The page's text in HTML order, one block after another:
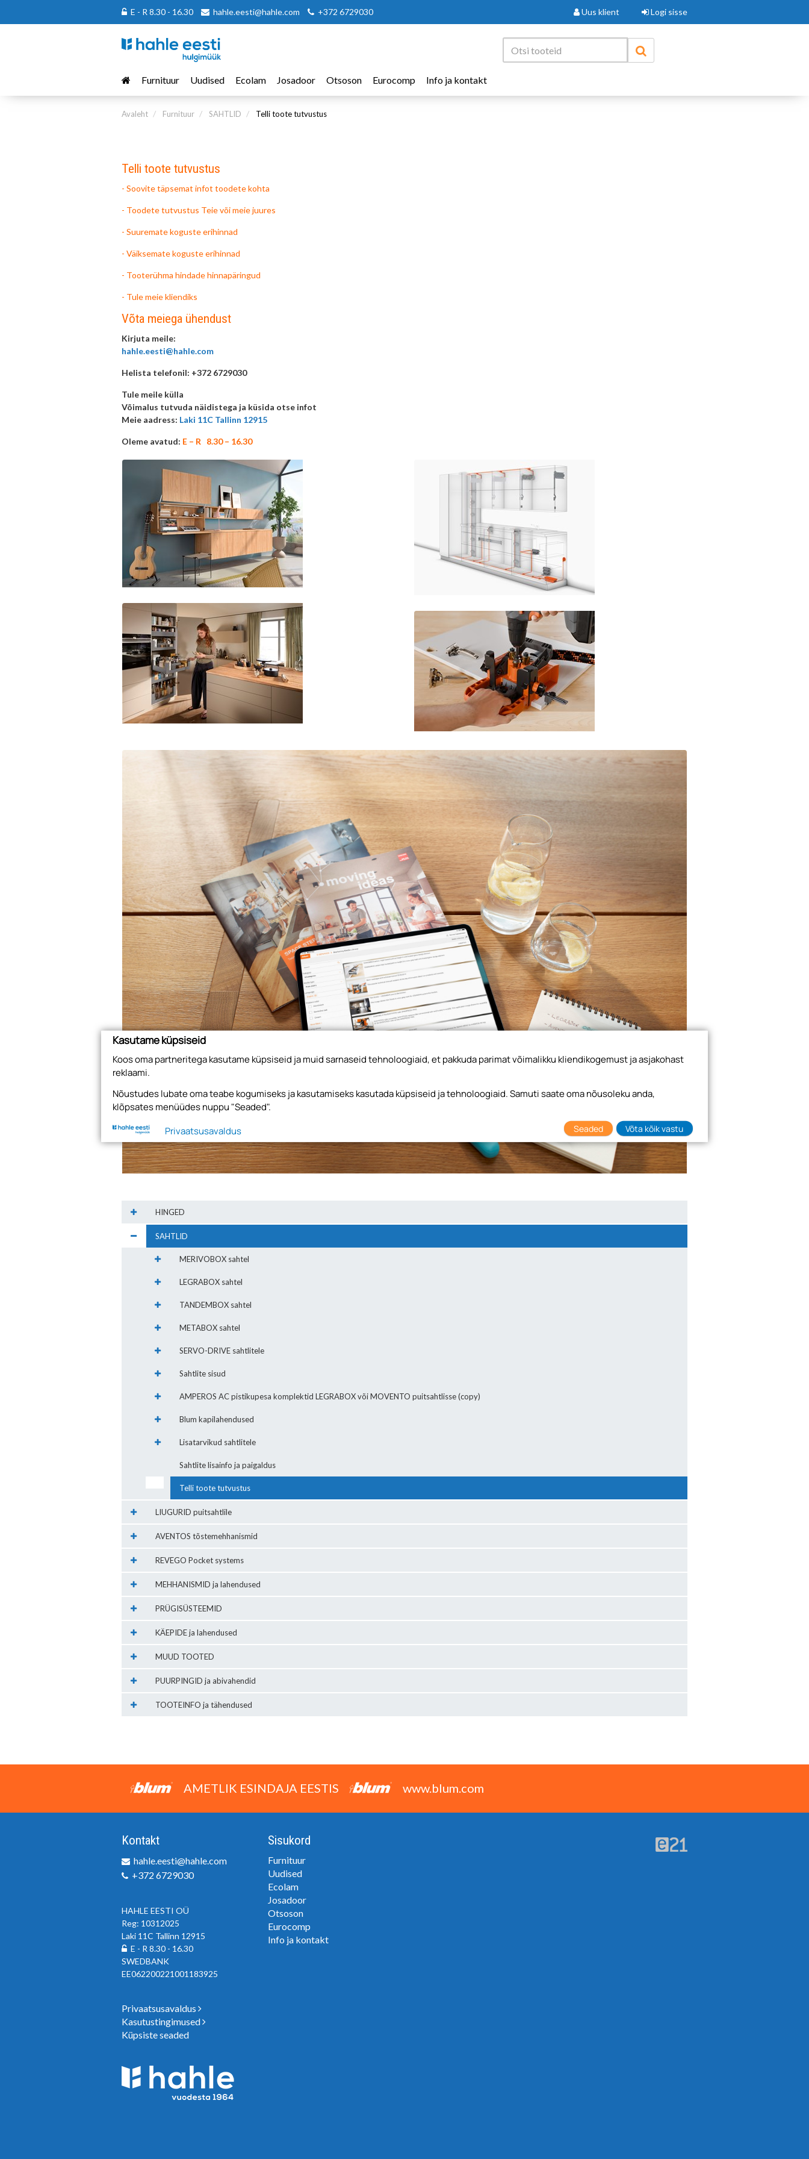
E - R 8.30 - 16.30 hahle.eesti@hahle.com +372 6729030 Uus klient Logi sisse
Furnituur Uudised Ecolam Josadoor Otsoson Eurocomp Info ja kontakt
Avaleht Furnituur SAHTLID Telli toote tutvustus
Telli toote tutvustus
- Soovite täpsemat infot toodete kohta
- Toodete tutvustus Teie või meie juures
- Suuremate koguste erihinnad
- Väiksemate koguste erihinnad
- Tooterühma hindade hinnapäringud
- Tule meie kliendiks
Võta meiega ühendust
Kirjuta meile:
hahle.eesti@hahle.com
Helista telefonil: +372 6729030
Tule meile külla
Võimalus tutvuda näidistega ja küsida otse infot
Meie aadress: Laki 11C Tallinn 12915
Oleme avatud: E – R 8.30 – 16.30
HINGED
SAHTLID
MERIVOBOX sahtel
LEGRABOX sahtel
TANDEMBOX sahtel
METABOX sahtel
SERVO-DRIVE sahtlitele
Sahtlite sisud
AMPEROS AC pistikupesa komplektid LEGRABOX või MOVENTO puitsahtlisse (copy)
Blum kapilahendused
Lisatarvikud sahtlitele
Sahtlite lisainfo ja paigaldus
Telli toote tutvustus
LIUGURID puitsahtlile
AVENTOS tõstemehhanismid
REVEGO Pocket systems
MEHHANISMID ja lahendused
PRÜGISÜSTEEMID
KÄEPIDE ja lahendused
MUUD TOOTED
PUURPINGID ja abivahendid
TOOTEINFO ja tähendused
AMETLIK ESINDAJA EESTIS www.blum.com
Kontakt
hahle.eesti@hahle.com
+372 6729030
HAHLE EESTI OÜ
Reg: 10312025
Laki 11C Tallinn 12915
E - R 8.30 - 16.30
SWEDBANK
EE062200221001183925
Privaatsusavaldus
Kasutustingimused
Küpsiste seaded
Sisukord
Furnituur
Uudised
Ecolam
Josadoor
Otsoson
Eurocomp
Info ja kontakt
Kasutame küpsiseid
Koos oma partneritega kasutame küpsiseid ja muid sarnaseid tehnoloogiaid, et pakkuda parimat võimalikku kliendikogemust ja asjakohast
reklaami.
Nõustudes lubate oma teabe kogumiseks ja kasutamiseks kasutada küpsiseid ja tehnoloogiaid. Samuti saate oma nõusoleku anda,
klõpsates menüüdes nuppu "Seaded".
Privaatsusavaldus
Seaded Võta kõik vastu